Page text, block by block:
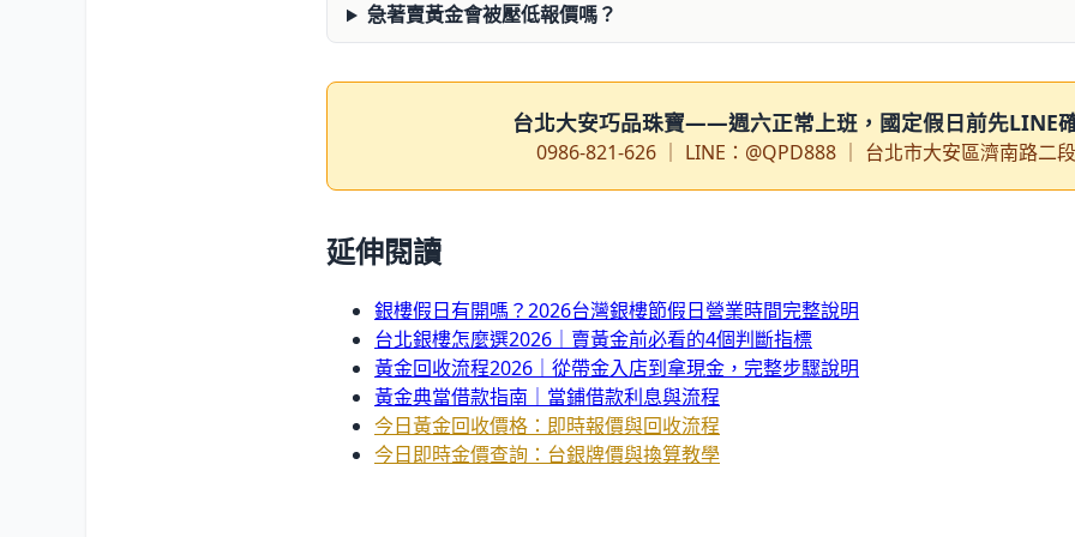
急著賣黃金會被壓低報價嗎？
台北大安巧品珠寶——週六正常上班，國定假日前先LINE
0986-821-626 ｜ LINE：@QPD888 ｜ 台北市大安區濟南路二段
延伸閱讀
銀樓假日有開嗎？2026台灣銀樓節假日營業時間完整說明
台北銀樓怎麼選2026｜賣黃金前必看的4個判斷指標
黃金回收流程2026｜從帶金入店到拿現金，完整步驟說明
黃金典當借款指南｜當鋪借款利息與流程
今日黃金回收價格：即時報價與回收流程
今日即時金價查詢：台銀牌價與換算教學